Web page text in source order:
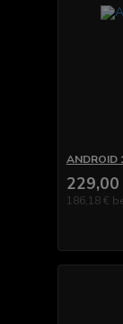
ANDROID
229,00
186,18 €